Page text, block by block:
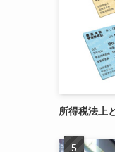
所得税法上